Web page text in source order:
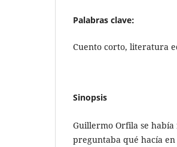
Palabras clave:
Cuento corto, literatura
Sinopsis
Guillermo Orfila se
preguntaba qué hacía en